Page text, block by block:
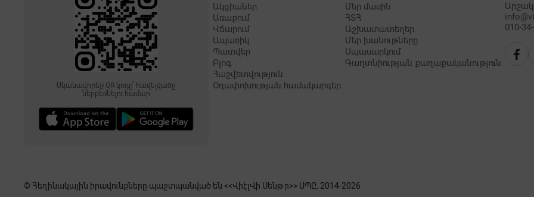
Սկանավորեք QR կոդը՝ հավելվածը
ներբեռնելու համար
Ակցիաներ
Առաքում
Վճարում
Ապառիկ
Պատվեր
Բլոգ
Հաշվետվություն
Օդափոխության համակարգեր
Մեր մասին
ՀՏՀ
Աշխատատեղեր
Մեր խանութները
Սպասարկում
Գաղտնիության քաղաքականություն
010-
© Հեղինակային իրավունքները պաշտպանված են <<ՎիէլՎի Սենթր>> ՍՊԸ, 2014-2026